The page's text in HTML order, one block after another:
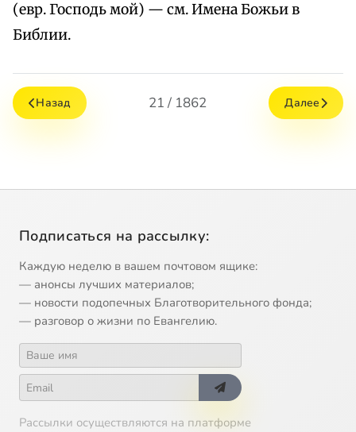
(евр. Господь мой) — см. Имена Божьи в
Библии.
Назад 21 / 1862 Далее
Подписаться на рассылку:
Каждую неделю в вашем почтовом ящике:
— анонсы лучших материалов;
— новости подопечных Благотворительного фонда;
— разговор о жизни по Евангелию.
Рассылки осуществляются на платформе